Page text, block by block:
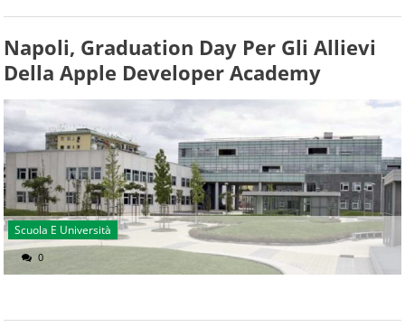
Napoli, Graduation Day Per Gli Allievi
Della Apple Developer Academy
Scuola E Università
0